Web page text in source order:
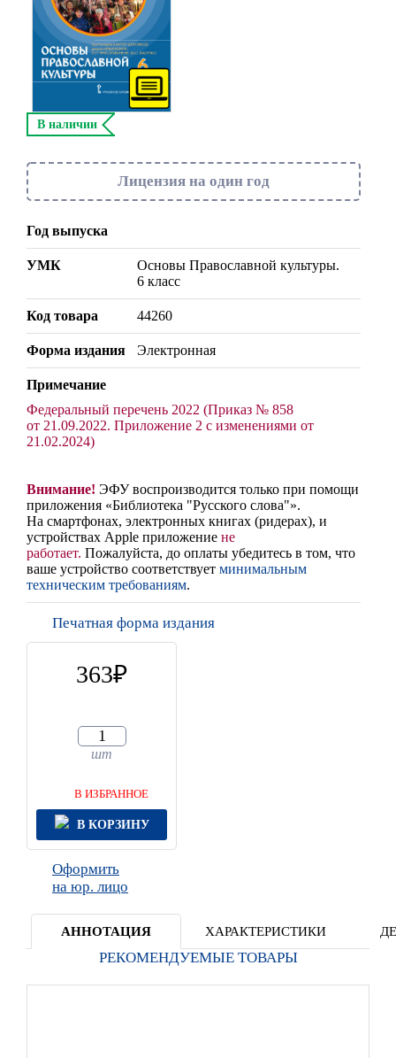
В наличии
Лицензия на один год
Год выпуска
УМК
Основы Православной культуры.
6 класс
Код товара 44260
Форма издания Электронная
Примечание
Федеральный перечень 2022 (Приказ № 858
от 21.09.2022. Приложение 2 с изменениями от
21.02.2024)
Внимание! ЭФУ воспроизводится только при помощи
приложения «Библиотека "Русского слова"».
На смартфонах, электронных книгах (ридерах), и
устройствах Apple приложение не
работает. Пожалуйста, до оплаты убедитесь в том, что
ваше устройство соответствует минимальным
техническим требованиям.
Печатная форма издания
363
шт
В ИЗБРАННОЕ
В КОРЗИНУ
Оформить
на юр. лицо
АННОТАЦИЯ ХАРАКТЕРИСТИКИ
РЕКОМЕНДУЕМЫЕ ТОВАРЫ